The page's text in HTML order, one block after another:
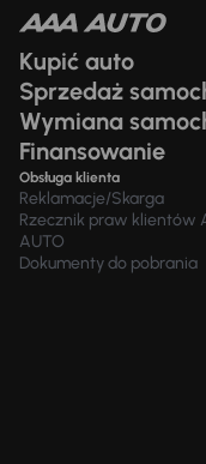
Kupić auto
Sprzedaż
Wymiana
Finansowanie
Obsługa klienta
Reklamacje/Skarga
Rzecznik praw klientów
AUTO
Dokumenty do pobrania